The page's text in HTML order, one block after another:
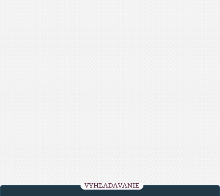
VYHĽADÁVANIE